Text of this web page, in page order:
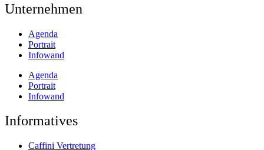
Unternehmen
Agenda
Portrait
Infowand
Agenda
Portrait
Infowand
Informatives
Caffini Vertretung